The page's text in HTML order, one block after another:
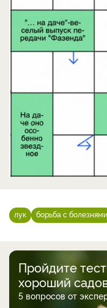
лук борьба с болезнями
Пройдите
хороший
5 вопросов от